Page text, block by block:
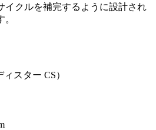
イクルを補完するように設計され
スター CS）